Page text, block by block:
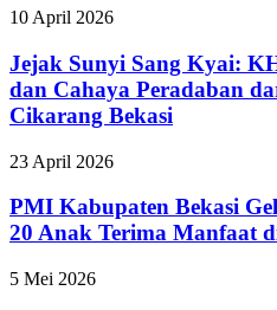
10 April 2026
Jejak Sunyi Sang Kyai:
dan Cahaya Peradaban
Cikarang Bekasi
23 April 2026
PMI Kabupaten Bekasi
20 Anak Terima Manfaat
5 Mei 2026